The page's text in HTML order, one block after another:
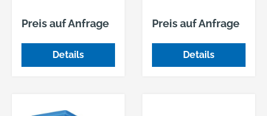
Preis auf Anfrage
Details
Preis auf Anfrage
Details